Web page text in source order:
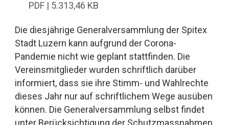
PDF | 5.313,46 KB
Die diesjährige Generalversammlung der Spitex
Stadt Luzern kann aufgrund der Corona-
Pandemie nicht wie geplant stattfinden. Die
Vereinsmitglieder wurden schriftlich darüber
informiert, dass sie ihre Stimm- und Wahlrechte
dieses Jahr nur auf schriftlichem Wege ausüben
können. Die Generalversammlung selbst findet
unter Berücksichtigung der Schutzmassnahmen